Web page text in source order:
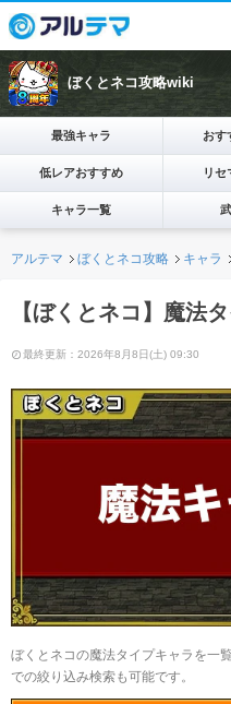
ぼくとネコ攻略wiki
最強キャラ おす
低レアおすすめ リセ
キャラ一覧
アルテマ ぼくとネコ攻略 キャラ
【ぼくとネコ】魔法
最終更新：2026年8月8日(土) 09:30
ぼくとネコの魔法タイプキャラを一
での絞り込み検索も可能です。